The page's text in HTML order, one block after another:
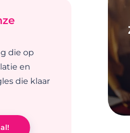
die op
en
die klaar